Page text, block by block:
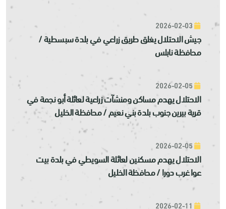
جيش الاحتلال يغلق طريق زراعي في بلدة سبسطية /
محافظة نابلس
الاحتلال يهدم مساكن ومنشآت زراعية لعائلة أبو نجمة في
قرية بيرين جنوب بلدة بني نعيم / محافظة الخليل
الاحتلال يهدم مسكنين لعائلة السويطي في بلدة بيت
عوا غرب دورا / محافظة الخليل